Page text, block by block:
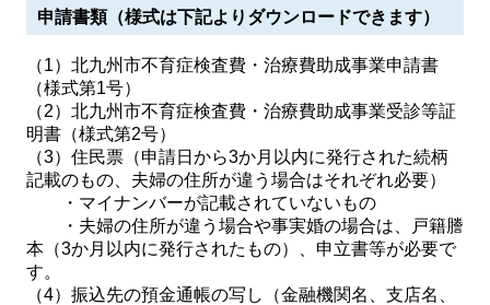
申請書類（様式は下記よりダウンロードできます）
（1）北九州市不育症検査費・治療費助成事業申請書
（様式第1号）
（2）北九州市不育症検査費・治療費助成事業受診等証
明書（様式第2号）
（3）住民票（申請日から3か月以内に発行された続柄
記載のもの、夫婦の住所が違う場合はそれぞれ必要）
・マイナンバーが記載されていないもの
・夫婦の住所が違う場合や事実婚の場合は、戸籍謄
本（3か月以内に発行されたもの）、申立書等が必要で
す。
（4）振込先の預金通帳の写し（金融機関名、支店名、